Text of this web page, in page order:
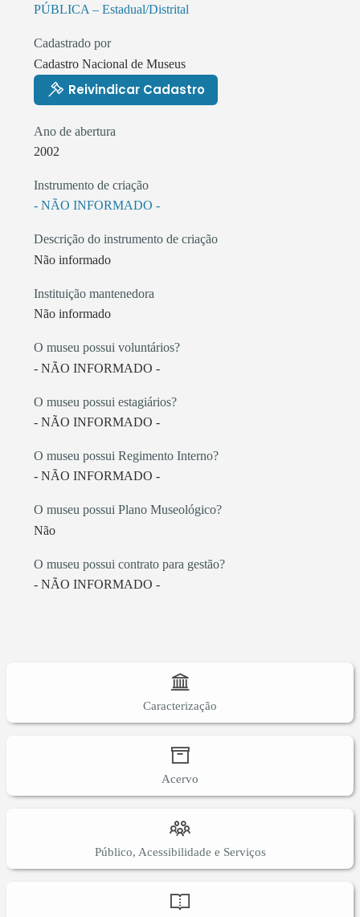
PÚBLICA – Estadual/Distrital
Cadastrado por
Cadastro Nacional de Museus
Reivindicar Cadastro
Ano de abertura
2002
Instrumento de criação
- NÃO INFORMADO -
Descrição do instrumento de criação
Não informado
Instituição mantenedora
Não informado
O museu possui voluntários?
- NÃO INFORMADO -
O museu possui estagiários?
- NÃO INFORMADO -
O museu possui Regimento Interno?
- NÃO INFORMADO -
O museu possui Plano Museológico?
Não
O museu possui contrato para gestão?
- NÃO INFORMADO -
Caracterização
Acervo
Público, Acessibilidade e Serviços